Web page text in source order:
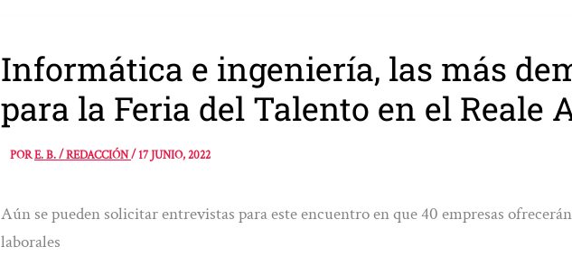
Informática e ingeniería, las más
para la Feria del Talento en el Reale
PORE. B. / REDACCIÓN/17 JUNIO, 2022
Aún se pueden solicitar entrevistas para este encuentro en que 40 empresas
laborales